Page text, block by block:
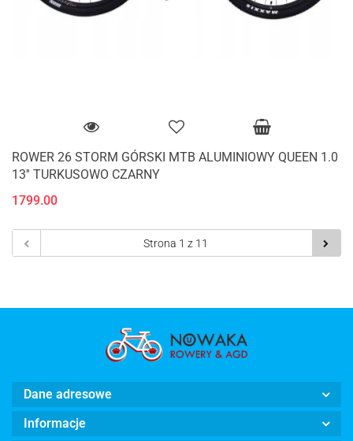
ROWER 26 STORM GÓRSKI MTB ALUMINIOWY QUEEN 1.0
13'' TURKUSOWO CZARNY
1799.00
Dane adresowe
Informacje